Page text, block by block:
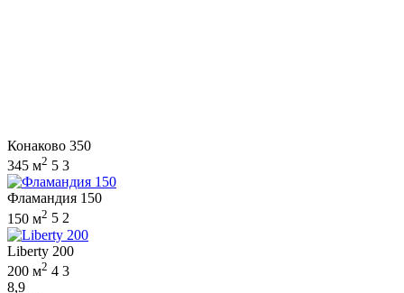
Конаково 350
345 м2 5 3
Фламандия 150
150 м2 5 2
Liberty 200
200 м2 4 3
8,9